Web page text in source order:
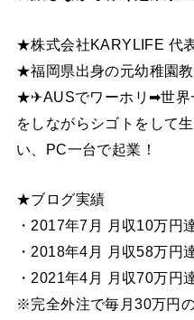
★株式会社KARYLIFE 代
★福岡県出身の元幼稚園教
★✈AUSでワーホリ➡世界
をしながらシゴトをして
い、PC一台で起業！
★ブログ実績
・2017年7月 月収10万円
・2018年4月 月収58万円
・2021年4月 月収70万円
※完全外注で毎月30万円